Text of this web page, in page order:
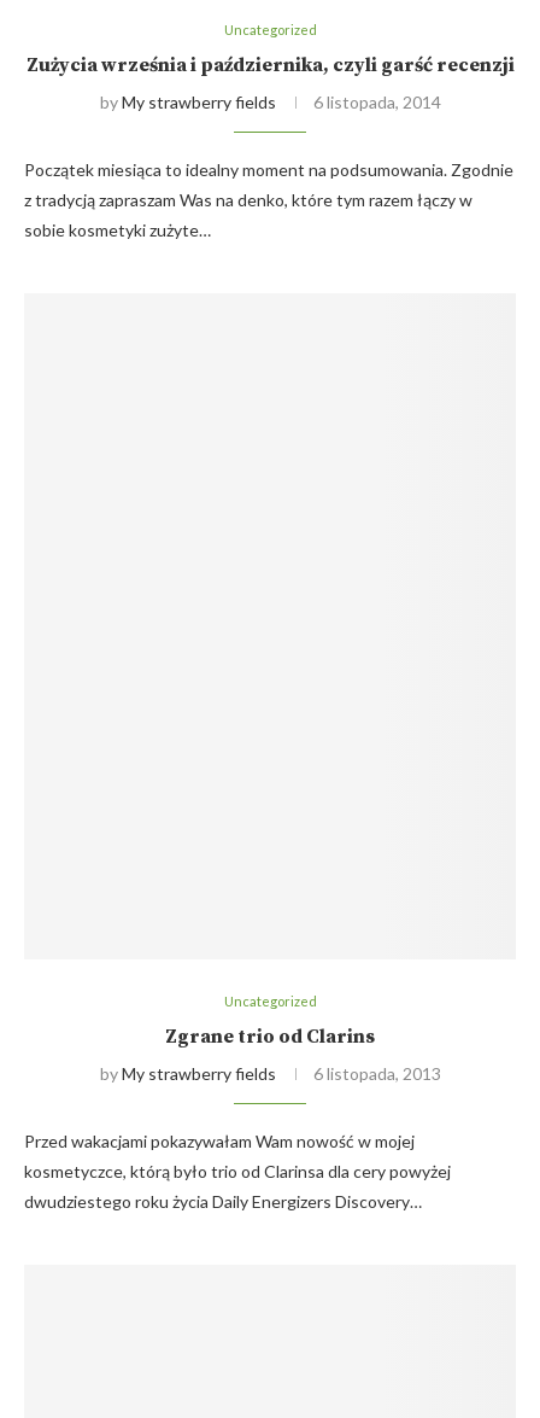
Uncategorized
Zużycia września i października, czyli garść recenzji
byMy strawberry fields 6 listopada, 2014
Początek miesiąca to idealny moment na podsumowania. Zgodnie
z tradycją zapraszam Was na denko, które tym razem łączy w
sobie kosmetyki zużyte…
Uncategorized
Zgrane trio od Clarins
byMy strawberry fields 6 listopada, 2013
Przed wakacjami pokazywałam Wam nowość w mojej
kosmetyczce, którą było trio od Clarinsa dla cery powyżej
dwudziestego roku życia Daily Energizers Discovery…